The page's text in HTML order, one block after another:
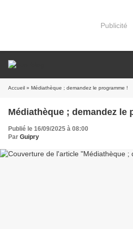
Publicité
Accueil » Médiathèque ; demandez le programme !
Médiathèque ; demandez le
Publié le 16/09/2025 à 08:00
Par Guipry